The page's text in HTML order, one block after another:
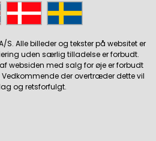
Alle billeder og tekster på websitet er
uden særlig tilladelse er forbudt.
websiden med salg for øje er forbudt
Vedkommende der overtræder dette vil
og retsforfulgt.